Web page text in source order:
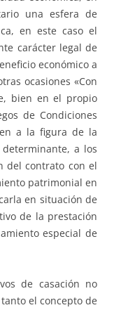
una esfera de
en este caso el
carácter legal de
económico a
ocasiones «Con
bien en el propio
de Condiciones
a la figura de la
a los
del contrato con el
patrimonial en
en situación de
de la prestación
especial de
de casación no
el concepto de